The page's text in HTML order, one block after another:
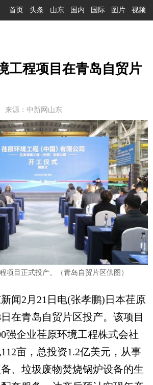
首页 头条 山东 国内 国际 图片 视频
工程项目在青岛自贸片
来源：中新网山东
项目正式投产。（青岛自贸片区供图）
2月21日电(张孝鹏)日本荏原
在青岛自贸片区投产。该项目
强企业荏原环境工程株式会社
亩，总投资1.2亿美元，从事
、垃圾废物焚烧锅炉设备的生